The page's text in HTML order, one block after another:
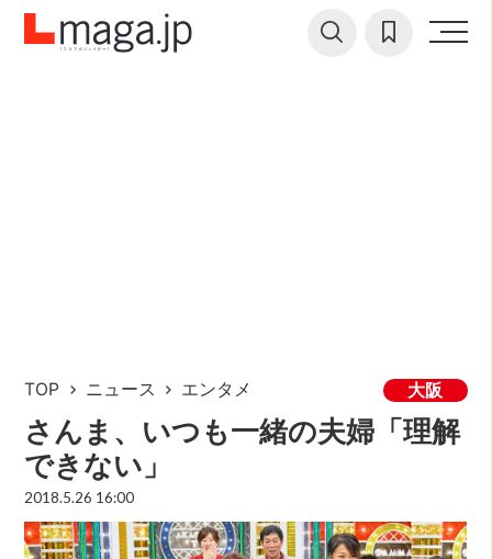
TOP ニュース エンタメ 大阪
さんま、いつも一緒の夫婦「理解
できない」
2018.5.26 16:00